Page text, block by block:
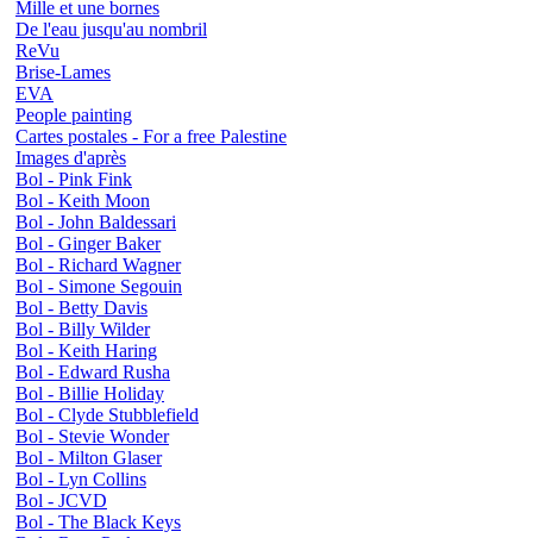
Mille et une bornes
De l'eau jusqu'au nombril
ReVu
Brise-Lames
EVA
People painting
Cartes postales - For a free Palestine
Images d'après
Bol - Pink Fink
Bol - Keith Moon
Bol - John Baldessari
Bol - Ginger Baker
Bol - Richard Wagner
Bol - Simone Segouin
Bol - Betty Davis
Bol - Billy Wilder
Bol - Keith Haring
Bol - Edward Rusha
Bol - Billie Holiday
Bol - Clyde Stubblefield
Bol - Stevie Wonder
Bol - Milton Glaser
Bol - Lyn Collins
Bol - JCVD
Bol - The Black Keys